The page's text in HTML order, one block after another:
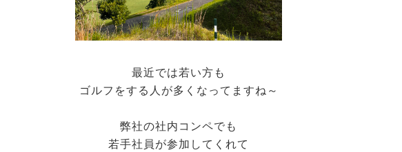
最近では若い方も
ゴルフをする人が多くなってますね～
弊社の社内コンペでも
若手社員が参加してくれて